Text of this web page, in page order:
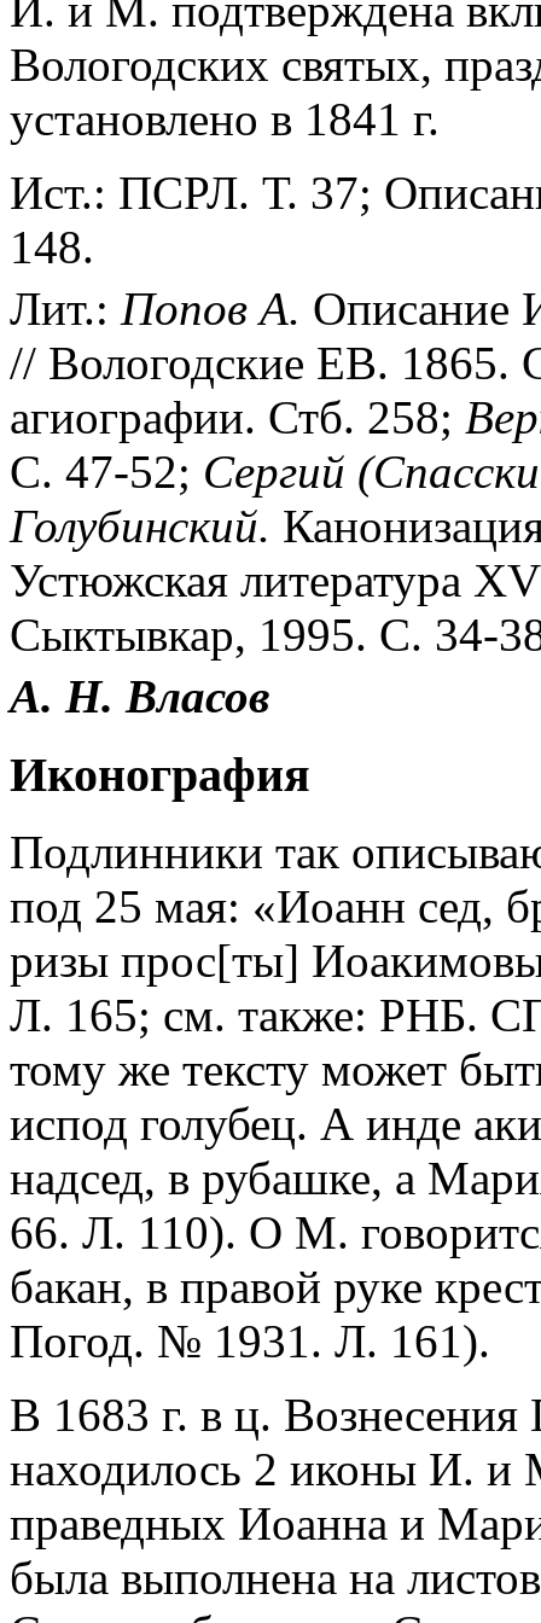
Вологодских святых,
установлено в 1841 г.
Ист.: ПСРЛ. Т. 37;
148.
Лит.: Попов А. Описание
// Вологодские ЕВ. 1865.
агиографии. Стб. 258;
С. 47-52; Сергий
Голубинский.
Устюжская литература
Сыктывкар, 1995. С. 34-
А. Н. Власов
Иконография
Подлинники так
под 25 мая: «Иоанн сед,
ризы прос[ты]
Л. 165; см. также: РНБ.
тому же тексту может
испод голубец. А инде
надсед, в рубашке, а
66. Л. 110). О М.
бакан, в правой руке
Погод. № 1931. Л. 161).
В 1683 г. в ц.
находилось 2 иконы И. и
праведных Иоанна и
была выполнена на